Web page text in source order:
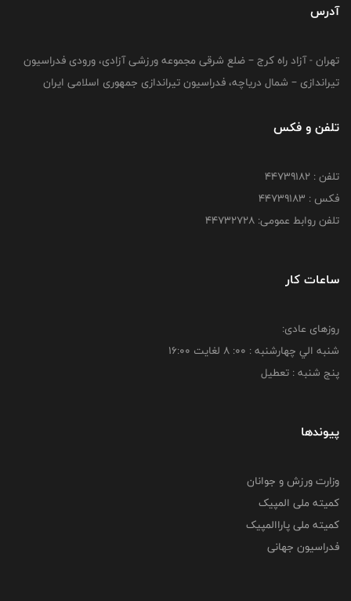
آدرس
تهران - آزاد راه کرج – ضلع شرقی مجموعه ورزشی آزادی، ورودی فدراسیون
تیراندازی – شمال دریاچه، فدراسیون تیراندازی جمهوری اسلامی ایران
تلفن و فکس
تلفن : ۴۴۷۳۹۱۸۲
فکس : ۴۴۷۳۹۱۸3
تلفن روابط عمومی: ۴۴۷۳۲۷۲۸
ساعات کار
روزهای عادی:
شنبه الي چهارشنبه : 00: 8 لغايت 16:00
پنج شنبه : تعطیل
پیوندها
وزارت ورزش و جوانان
کمیته ملی المپیک
کمیته ملی پاراالمپیک
فدراسیون جهانی